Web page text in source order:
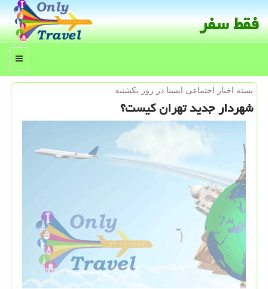
فقط سفر
منو
بسته اخبار اجتماعی ایسنا در روز یكشنبه
شهردار جدید تهران كیست؟